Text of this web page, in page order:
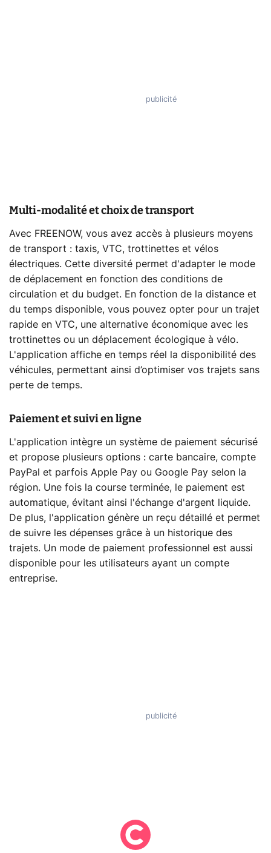
Multi-modalité et choix de transport
Avec FREENOW, vous avez accès à plusieurs moyens
de transport : taxis, VTC, trottinettes et vélos
électriques. Cette diversité permet d'adapter le mode
de déplacement en fonction des conditions de
circulation et du budget. En fonction de la distance et
du temps disponible, vous pouvez opter pour un trajet
rapide en VTC, une alternative économique avec les
trottinettes ou un déplacement écologique à vélo.
L'application affiche en temps réel la disponibilité des
véhicules, permettant ainsi d’optimiser vos trajets sans
perte de temps.
Paiement et suivi en ligne
L'application intègre un système de paiement sécurisé
et propose plusieurs options : carte bancaire, compte
PayPal et parfois Apple Pay ou Google Pay selon la
région. Une fois la course terminée, le paiement est
automatique, évitant ainsi l'échange d'argent liquide.
De plus, l'application génère un reçu détaillé et permet
de suivre les dépenses grâce à un historique des
trajets. Un mode de paiement professionnel est aussi
disponible pour les utilisateurs ayant un compte
entreprise.